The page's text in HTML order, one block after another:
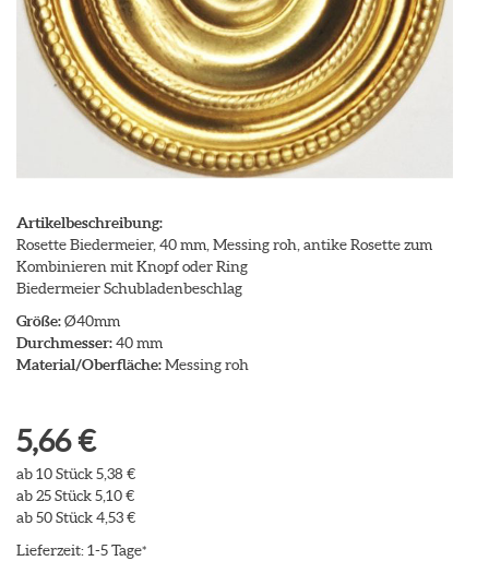
Artikelbeschreibung:
Rosette Biedermeier, 40 mm, Messing roh, antike Rosette zum
Kombinieren mit Knopf oder Ring
Biedermeier Schubladenbeschlag
Größe:Ø40mm
Durchmesser:40 mm
Material/Oberfläche:Messing roh
5,66 €
ab 10 Stück 5,38 €
ab 25 Stück 5,10 €
ab 50 Stück 4,53 €
Lieferzeit: 1-5 Tage*